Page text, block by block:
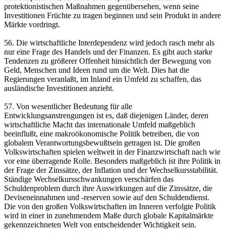
protektionistischen Maßnahmen gegenübersehen, wenn seine
Investitionen Früchte zu tragen beginnen und sein Produkt in andere
Märkte vordringt.
56. Die wirtschaftliche Interdependenz wird jedoch rasch mehr als
nur eine Frage des Handels und der Finanzen. Es gibt auch starke
Tendenzen zu größerer Offenheit hinsichtlich der Bewegung von
Geld, Menschen und Ideen rund um die Welt. Dies hat die
Regierungen veranlaßt, im Inland ein Umfeld zu schaffen, das
ausländische Investitionen anzieht.
57. Von wesentlicher Bedeutung für alle
Entwicklungsanstrengungen ist es, daß diejenigen Länder, deren
wirtschaftliche Macht das internationale Umfeld maßgeblich
beeinflußt, eine makroökonomische Politik betreiben, die von
globalem Verantwortungsbewußtsein getragen ist. Die großen
Volkswirtschaften spielen weltweit in der Finanzwirtschaft nach wie
vor eine überragende Rolle. Besonders maßgeblich ist ihre Politik in
der Frage der Zinssätze, der Inflation und der Wechselkursstabilität.
Ständige Wechselkursschwankungen verschärfen das
Schuldenproblem durch ihre Auswirkungen auf die Zinssätze, die
Deviseneinnahmen und -reserven sowie auf den Schuldendienst.
Die von den großen Volkswirtschaften im Inneren verfolgte Politik
wird in einer in zunehmendem Maße durch globale Kapitalmärkte
gekennzeichneten Welt von entscheidender Wichtigkeit sein.